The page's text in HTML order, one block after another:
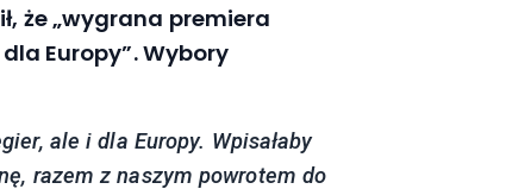
że „wygrana premiera
Europy”. Wybory
ale i dla Europy. Wpisałaby
razem z naszym powrotem do